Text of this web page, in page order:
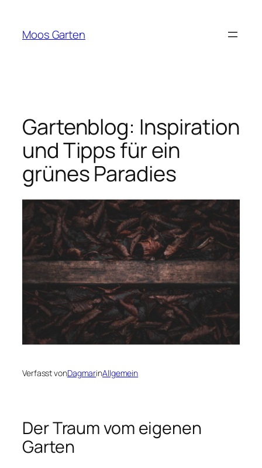
springen
Moos Garten
Gartenblog: Inspiration
und Tipps für ein
grünes Paradies
Verfasst vonDagmarinAllgemein
Der Traum vom eigenen
Garten